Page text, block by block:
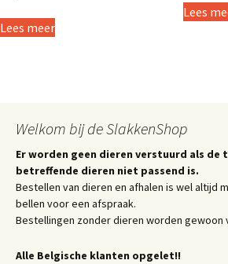
Lees meer
Lees
Welkom bij de SlakkenShop
Er worden geen dieren verstuurd als
betreffende dieren niet passend is.
Bestellen van dieren en afhalen is wel altijd
bellen voor een afspraak.
Bestellingen zonder dieren worden gewoon
Alle Belgische klanten opgelet!!